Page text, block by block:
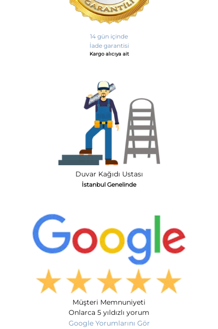
14 gün içinde
İade garantisi
Kargo alıcıya ait
Duvar Kağıdı Ustası
İstanbul Genelinde
Müşteri Memnuniyeti
Onlarca 5 yıldızlı yorum
Google Yorumlarını Gör